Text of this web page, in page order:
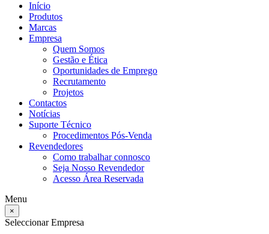
Início
Produtos
Marcas
Empresa
Quem Somos
Gestão e Ética
Oportunidades de Emprego
Recrutamento
Projetos
Contactos
Notícias
Suporte Técnico
Procedimentos Pós-Venda
Revendedores
Como trabalhar connosco
Seja Nosso Revendedor
Acesso Área Reservada
Menu
×
Seleccionar Empresa